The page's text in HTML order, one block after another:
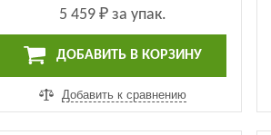
5 459 ₽за упак.
ДОБАВИТЬ В КОРЗИНУ
Добавить к сравнению